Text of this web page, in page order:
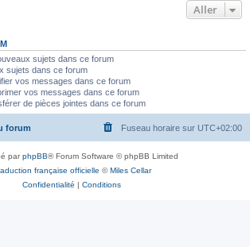
Aller
sujets dans ce forum
sujets dans ce forum
vos messages dans ce forum
vos messages dans ce forum
de pièces jointes dans ce forum
forum Fuseau horaire sur UTC+02:00
parphpBB® Forum Software © phpBB Limited
française officielle ©Miles Cellar
Confidentialité | Conditions